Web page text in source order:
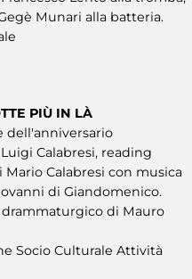
Munari alla batteria.
PIÙ IN LÀ
dell'anniversario
Calabresi, reading
Calabresi con musica
di Giandomenico.
di Mauro
Socio Culturale Attività